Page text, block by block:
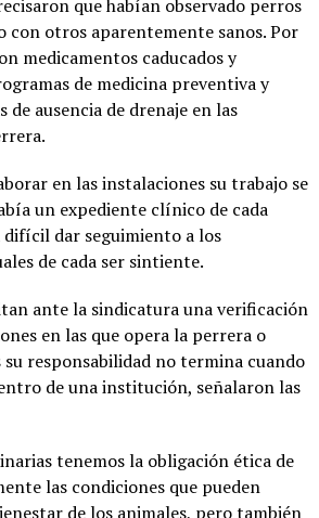
que habían observado perros
con otros aparentemente sanos. Por
medicamentos caducados y
de medicina preventiva y
de ausencia de drenaje en las
en las instalaciones su trabajo se
un expediente clínico de cada
dar seguimiento a los
de cada ser sintiente.
ante la sindicatura una verificación
en las que opera la perrera o
responsabilidad no termina cuando
de una institución, señalaron las
tenemos la obligación ética de
las condiciones que pueden
de los animales, pero también